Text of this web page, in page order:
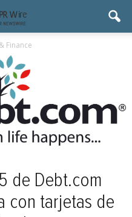
Finance
de Debt.com
con tarjetas de